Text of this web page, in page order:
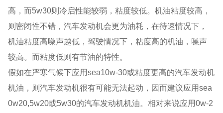
高，而5w30则冷启性能较弱，粘度较低。机油粘度较高，
则密闭性不错，汽车发动机会更为油耗，在待速情况下，
机油粘度高噪声越低，驾驶情况下，粘度高的机油，噪声
较高。而粘度低则有节油的特性。
假如在严寒气候下应用sea10w-30或粘度更高的汽车发动机
机油，则汽车发动机很有可能无法起动，因而建议应用sea
0w20,5w20或5w30的汽车发动机机油。相对来说应用0w-2